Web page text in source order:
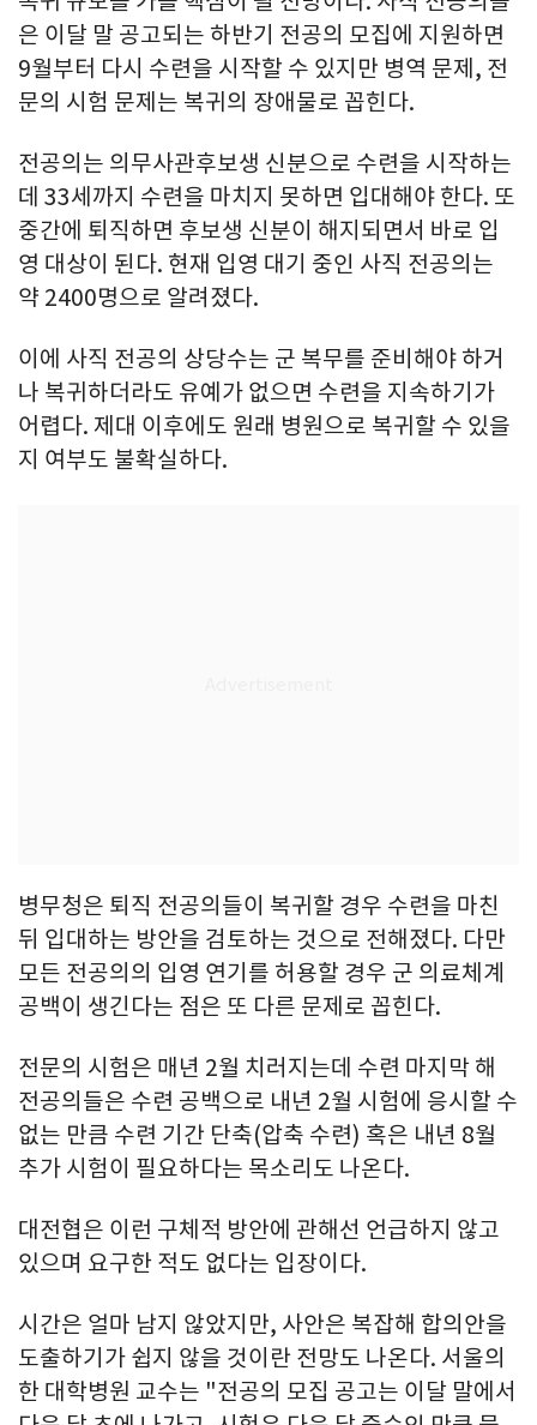
은 이달 말 공고되는 하반기 전공의 모집에 지원하면
9월부터 다시 수련을 시작할 수 있지만 병역 문제, 전
문의 시험 문제는 복귀의 장애물로 꼽힌다.
전공의는 의무사관후보생 신분으로 수련을 시작하는
데 33세까지 수련을 마치지 못하면 입대해야 한다. 또
중간에 퇴직하면 후보생 신분이 해지되면서 바로 입
영 대상이 된다. 현재 입영 대기 중인 사직 전공의는
약 2400명으로 알려졌다.
이에 사직 전공의 상당수는 군 복무를 준비해야 하거
나 복귀하더라도 유예가 없으면 수련을 지속하기가
어렵다. 제대 이후에도 원래 병원으로 복귀할 수 있을
지 여부도 불확실하다.
병무청은 퇴직 전공의들이 복귀할 경우 수련을 마친
뒤 입대하는 방안을 검토하는 것으로 전해졌다. 다만
모든 전공의의 입영 연기를 허용할 경우 군 의료체계
공백이 생긴다는 점은 또 다른 문제로 꼽힌다.
전문의 시험은 매년 2월 치러지는데 수련 마지막 해
전공의들은 수련 공백으로 내년 2월 시험에 응시할 수
없는 만큼 수련 기간 단축(압축 수련) 혹은 내년 8월
추가 시험이 필요하다는 목소리도 나온다.
대전협은 이런 구체적 방안에 관해선 언급하지 않고
있으며 요구한 적도 없다는 입장이다.
시간은 얼마 남지 않았지만, 사안은 복잡해 합의안을
도출하기가 쉽지 않을 것이란 전망도 나온다. 서울의
한 대학병원 교수는 "전공의 모집 공고는 이달 말에서